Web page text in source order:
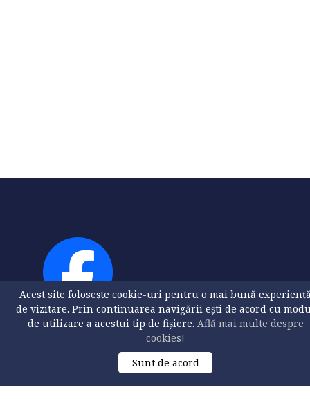
Acest site folosește cookie-uri pentru o mai bună
de vizitare. Prin continuarea navigării ești de acord cu
de utilizare a acestui tip de fișiere. Află mai multe despre
cookies!
Sunt de acord